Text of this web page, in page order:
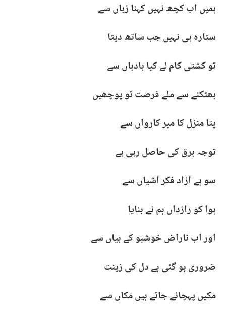
ہمیں اب کچھ نہیں کہنا زباں سے
ستارہ ہی نہیں جب ساتھ دیتا
تو کشتی کام لے کیا بادباں سے
بھٹکنے سے ملے فرصت تو پوچھیں
پتا منزل کا میر کارواں سے
توجہ برق کی حاصل رہی ہے
سو ہے آزاد فکر آشیاں سے
ہوا کو رازداں ہم نے بنایا
اور اب ناراض خوشبو کے بیاں سے
ضروری ہو گئی ہے دل کی زینت
مکیں پہچانے جاتے ہیں مکاں سے